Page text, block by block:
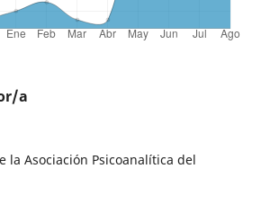
a
la Asociación Psicoanalítica del